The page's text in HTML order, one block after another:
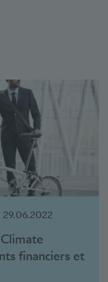
29.06.2022
Climate
financiers et